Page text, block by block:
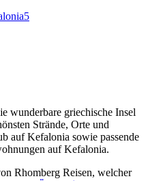
5
wunderbare griechische Insel
Strände, Orte und
auf Kefalonia sowie passende
auf Kefalonia.
Rhomberg Reisen, welcher